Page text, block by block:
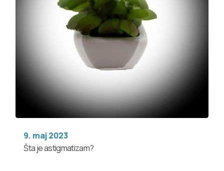
9. maj 2023
Šta je astigmatizam?